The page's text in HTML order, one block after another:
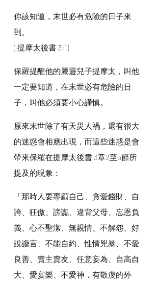
你該知道，末世必有危險的日子來
到。
( 提摩太後書 3:1)
保羅提醒他的屬靈兒子提摩太，叫他
一定要知道，在末世必有危險的日
子，叫他必須要小心謹慎。
原來末世除了有天災人禍，還有很大
的迷惑會相應出現，而這些迷惑是會
帶來保羅在提摩太後書 3章2至5節所
提及的現象：
「那時人要專顧自己、貪愛錢財、自
誇、狂傲、謗讟、違背父母、忘恩負
義、心不聖潔、無親情、不解怨、好
說讒言、不能自約、性情兇暴、不愛
良善、賣主賣友、任意妄為、自高自
大、愛宴樂、不愛神，有敬虔的外